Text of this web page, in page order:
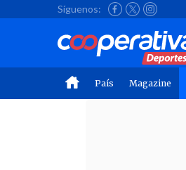
Síguenos:
País Magazine